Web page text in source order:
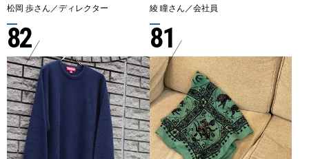
松岡 歩さん／ディレクター 綾 瞳さん／会社員
82 81